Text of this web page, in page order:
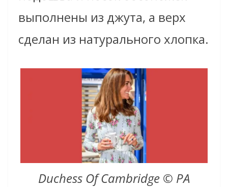
выполнены из джута, а верх
сделан из натурального хлопка.
Duchess Of Cambridge © PA